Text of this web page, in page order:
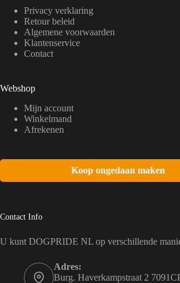
Privacy verklaring
Retour beleid
Algemene voorwaarden
Klantenservice
Contact
Webshop
Mijn account
Winkelmand
Afrekenen
Koop ongedaan maken
Contact Info
U kunt DOGPRIDE NL op verschillende
Adres:
Burg. Haverkampstraat 2